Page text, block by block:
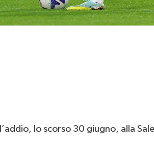
lo scorso 30 giugno, alla